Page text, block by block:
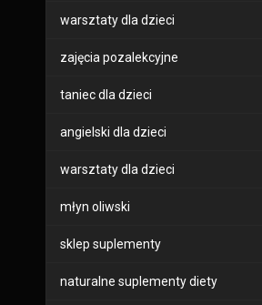
warsztaty dla dzieci
zajęcia pozalekcyjne
taniec dla dzieci
angielski dla dzieci
warsztaty dla dzieci
młyn oliwski
sklep suplementy
naturalne suplementy diety